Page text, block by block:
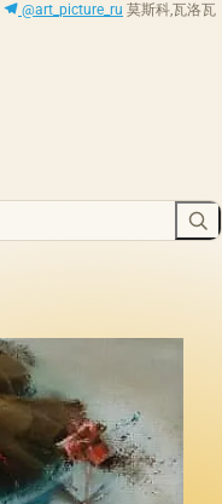
@art_picture_ru 莫斯科,瓦洛瓦